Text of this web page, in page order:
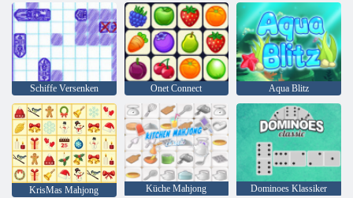
Schiffe Versenken Onet Connect Aqua Blitz
KrisMas Mahjong Küche Mahjong Dominoes Klassiker